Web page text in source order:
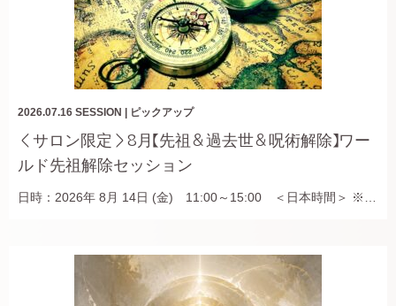
2026.07.16 SESSION ピックアップ
＜サロン限定＞8月【先祖＆過去世＆呪術解除】ワー
ルド先祖解除セッション
日時：2026年 8月 14日 (金) 11:00～15:00 ＜日本時間＞ ※…